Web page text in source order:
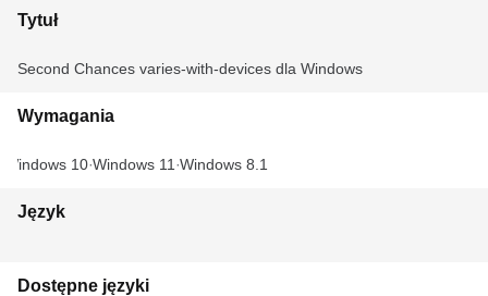
Tytuł
Second Chances varies-with-devices dla Windows
Wymagania
Windows 10 Windows 11 Windows 8.1
Język
Dostępne języki